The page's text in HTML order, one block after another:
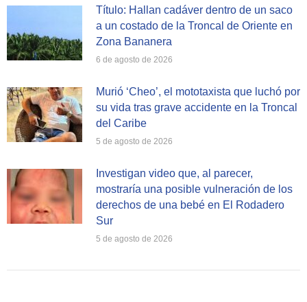
Título: Hallan cadáver dentro de un saco
a un costado de la Troncal de Oriente en
Zona Bananera
6 de agosto de 2026
Murió ‘Cheo’, el mototaxista que luchó por
su vida tras grave accidente en la Troncal
del Caribe
5 de agosto de 2026
Investigan video que, al parecer,
mostraría una posible vulneración de los
derechos de una bebé en El Rodadero
Sur
5 de agosto de 2026